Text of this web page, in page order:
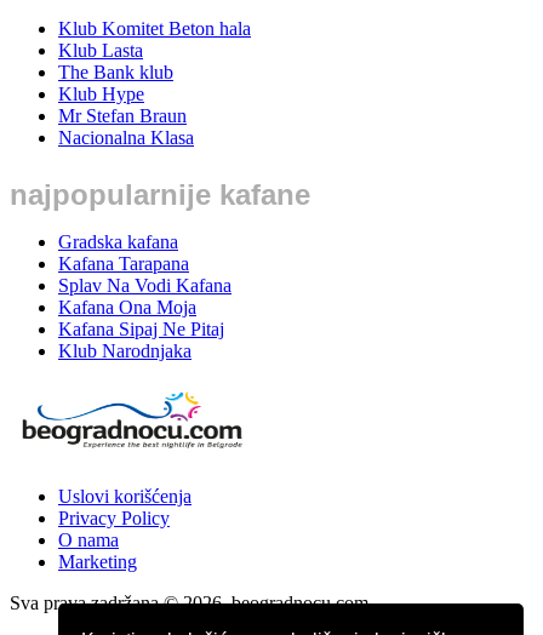
Klub Komitet Beton hala
Klub Lasta
The Bank klub
Klub Hype
Mr Stefan Braun
Nacionalna Klasa
najpopularnije kafane
Gradska kafana
Kafana Tarapana
Splav Na Vodi Kafana
Kafana Ona Moja
Kafana Sipaj Ne Pitaj
Klub Narodnjaka
Uslovi korišćenja
Privacy Policy
O nama
Marketing
Sva prava zadržana © 2026. beogradnocu.com